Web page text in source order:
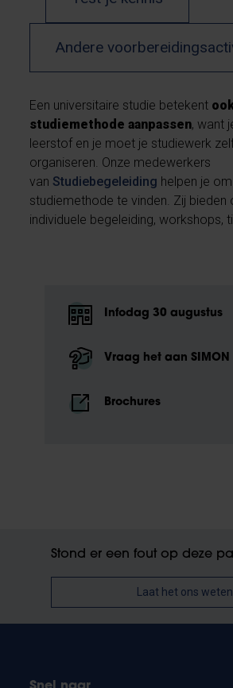
Andere
Een universitaire studie betekent
studiemethode aanpassen, want
leerstof en je moet je studiewerk
organiseren. Onze medewerkers
van Studiebegeleiding helpen je
studiemethode te vinden. Zij bieden
individuele begeleiding, workshops,
Infodag 30 augustus
Vraag het aan SIMON
Brochures
Stond er een fout op deze
Laat het ons weten